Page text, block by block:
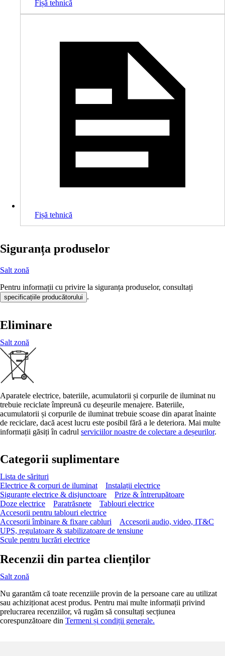
Fișă tehnică
Fișă tehnică
Siguranța produselor
Salt zonă
Pentru informații cu privire la siguranța produselor, consultați
specificațiile producătorului .
Eliminare
Salt zonă
Aparatele electrice, bateriile, acumulatorii și corpurile de iluminat nu
trebuie reciclate împreună cu deșeurile menajere. Bateriile,
acumulatorii și corpurile de iluminat trebuie scoase din aparat înainte
de reciclare, dacă acest lucru este posibil fără a le deteriora. Mai multe
informații găsiți în cadrul serviciilor noastre de colectare a deșeurilor.
Categorii suplimentare
Lista de sărituri
Electrice & corpuri de iluminat
Instalații electrice
Siguranțe electrice & disjunctoare
Prize & întrerupătoare
Doze electrice
Paratrăsnete
Tablouri electrice
Accesorii pentru tablouri electrice
Accesorii îmbinare & fixare cabluri
Accesorii audio, video, IT&C
UPS, regulatoare & stabilizatoare de tensiune
Scule pentru lucrări electrice
Recenzii din partea clienților
Salt zonă
Nu garantăm că toate recenziile provin de la persoane care au utilizat
sau achiziționat acest produs. Pentru mai multe informații privind
prelucrarea recenziilor, vă rugăm să consultați secțiunea
corespunzătoare din Termeni și condiții generale.